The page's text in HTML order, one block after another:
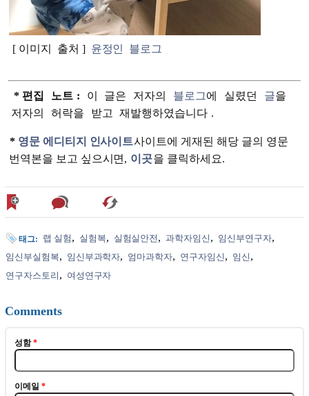
[ 이미지 출처 ] 윤정인 블로그
* 편집 노트 : 이 글은 저자의 블로그에 실렸던 글을
저자의
허락을 받고 재발행하였습니다 .
* 영문 에디티지 인사이트사이트에 게재된 해당 글의 영문
번역본을 보고 싶으시면, 이곳을 클릭하세요.
태그: 랩 실험 실험복 실험실안전 과학자임신
임신부연구자
임신부실험복
임신부과학자 엄마과학자 연구자임신
임신
연구자스토리
여성연구자
Comments
성함*
이메일 *